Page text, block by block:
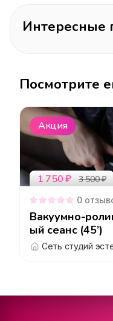
Интересные
Посмотрите
Акция
1 750₽ 3 500₽
0
Вакуумно-
ый сеанс (45’)
Сеть студий